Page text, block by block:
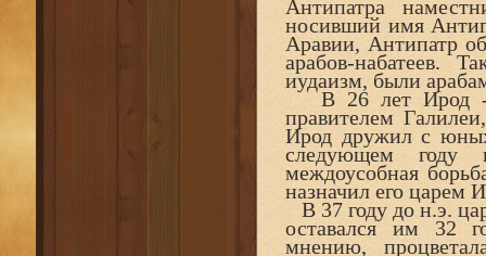
Антипатра
носивший имя
Аравии, Антипатр
арабов-набатеев.
иудаизм, были
В 26 лет Ирод -
правителем
Ирод дружил с
следующем году
междоусобная
назначил его царем
В 37 году до н.э.
оставался им 32
мнению,